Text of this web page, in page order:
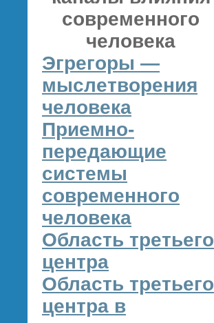
современного
человека
Эгрегоры —
мыслетворения
человека
Приемно-
передающие
системы
современного
человека
Область третьего
центра
Область третьего
центра в